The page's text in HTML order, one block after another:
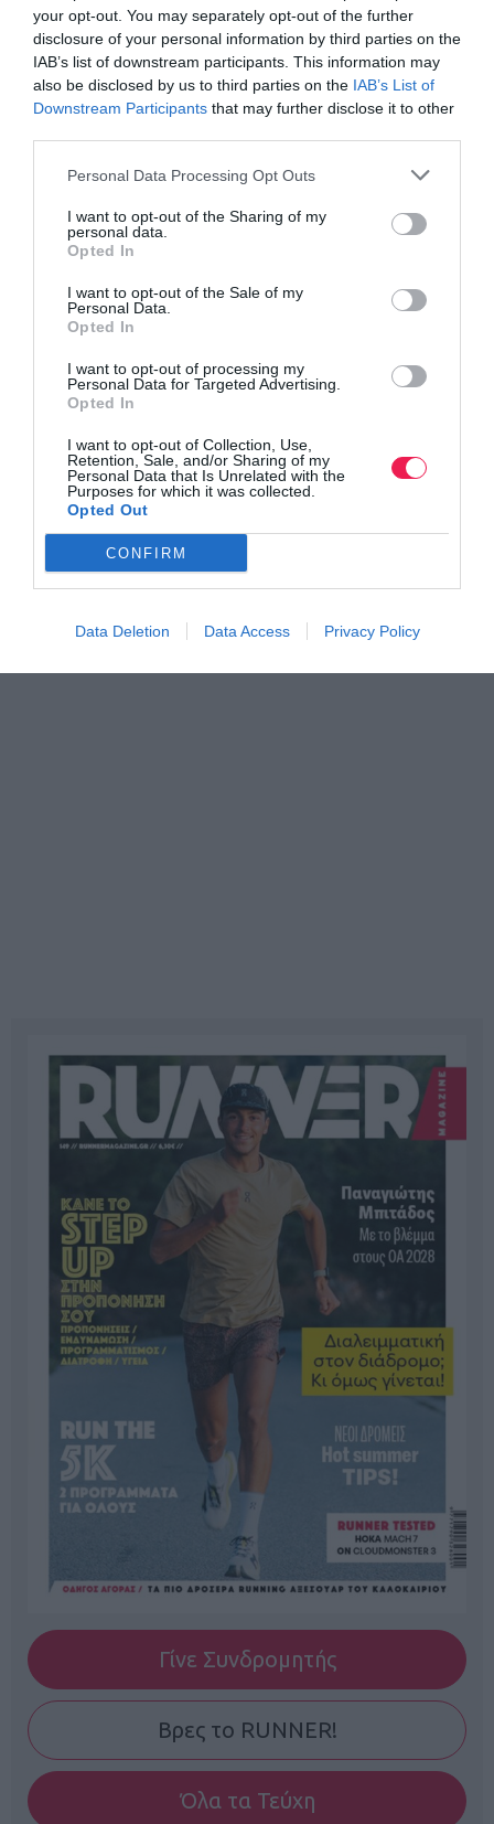
your opt-out. You may separately opt-out of the further
disclosure of your personal information by third parties on the
IAB’s list of downstream participants. This information may
also be disclosed by us to third parties on the IAB’s List of
Downstream Participants that may further disclose it to other
Personal Data Processing Opt Outs
I want to opt-out of the Sharing of my
personal data.
Opted In
I want to opt-out of the Sale of my
Personal Data.
Opted In
I want to opt-out of processing my
Personal Data for Targeted Advertising.
Opted In
I want to opt-out of Collection, Use,
Retention, Sale, and/or Sharing of my
Personal Data that Is Unrelated with the
Purposes for which it was collected.
Opted Out
CONFIRM
Data Deletion Data Access Privacy Policy
Γίνε Συνδρομητής
Βρες το RUNNER!
Όλα τα Τεύχη